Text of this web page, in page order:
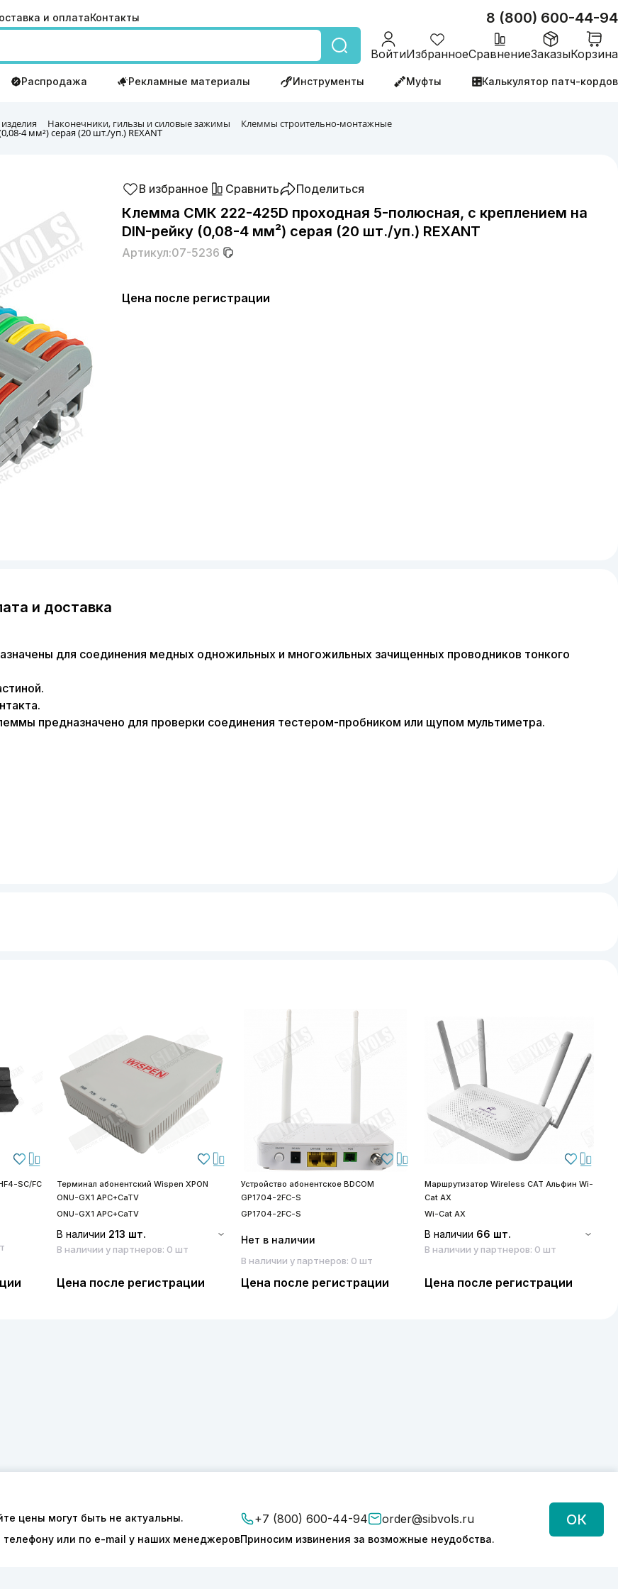
и оплатаКонтакты 8 (800) 600-44-94
ВойтиИзбранноеСравнениеЗаказыКорзина
Распродажа Рекламные материалы Инструменты Муфты Калькулятор патч-кордов
Наконечники, гильзы и силовые зажимы Клеммы строительно-монтажные
4 мм²) серая (20 шт./уп.) REXANT
В избранное Сравнить Поделиться
Клемма СМК 222-425D проходная 5-полюсная, с креплением на
DIN-рейку (0,08-4 мм²) серая (20 шт./уп.) REXANT
Артикул:07-5236
Цена после регистрации
и доставка
для соединения медных одножильных и многожильных зачищенных проводников тонкого
предназначено для проверки соединения тестером-пробником или щупом мультиметра.
SC/FC
Терминал абонентский Wispen XPON
ONU-GX1 APC+CaTV
ONU-GX1 APC+CaTV
В наличии 213 шт.
В наличии у партнеров: 0 шт
Цена после регистрации
Устройство абонентское BDCOM
GP1704-2FC-S
GP1704-2FC-S
Нет в наличии
В наличии у партнеров: 0 шт
Цена после регистрации
Маршрутизатор Wireless CAT Альфин Wi-
Cat AX
Wi-Cat AX
В наличии 66 шт.
В наличии у партнеров: 0 шт
Цена после регистрации
цены могут быть не актуальны.
телефону или по e-mail у наших менеджеров
+7 (800) 600-44-94 order@sibvols.ru
Приносим извинения за возможные неудобства.
ОК